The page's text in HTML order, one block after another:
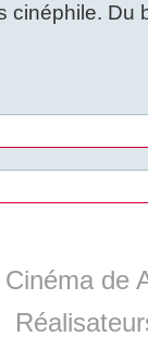
cinéphile. Du
Cinéma de